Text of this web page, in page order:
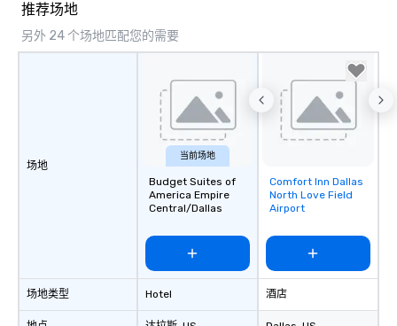
推荐场地
另外 24 个场地匹配您的需要
场地
场地类型
当前场地
Budget Suites of
America Empire
Central/Dallas
Hotel
Removed from
favorites
Comfort Inn Dallas
North Love Field
Airport
酒店